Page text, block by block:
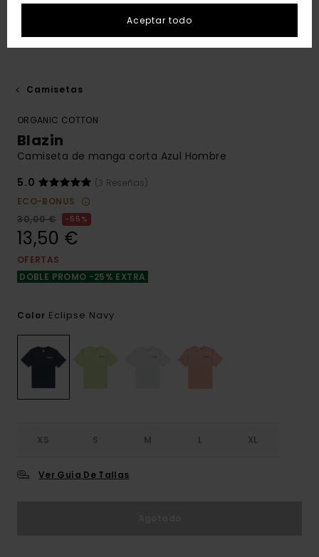
Camisetas
ORGANIC COTTON
Blazin
Camiseta de manga corta Azul Hombre
5.0
(3 Reseñas)
ECO-BONUS
30,00 €
55%
13,50 €
OFERTAS
DOBLE PROMO -25% EXTRA
Color Eclipse Navy
XS S M L XL
Ver Guía De Tallas
Aceptar todo